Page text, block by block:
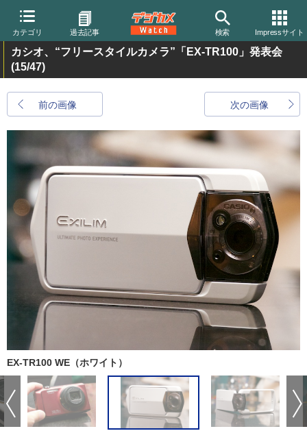
カテゴリ 過去記事 検索 Impressサイト
カシオ、“フリースタイルカメラ”「EX-TR100」発表会
(15/47)
前の画像 次の画像
EX-TR100 WE（ホワイト）